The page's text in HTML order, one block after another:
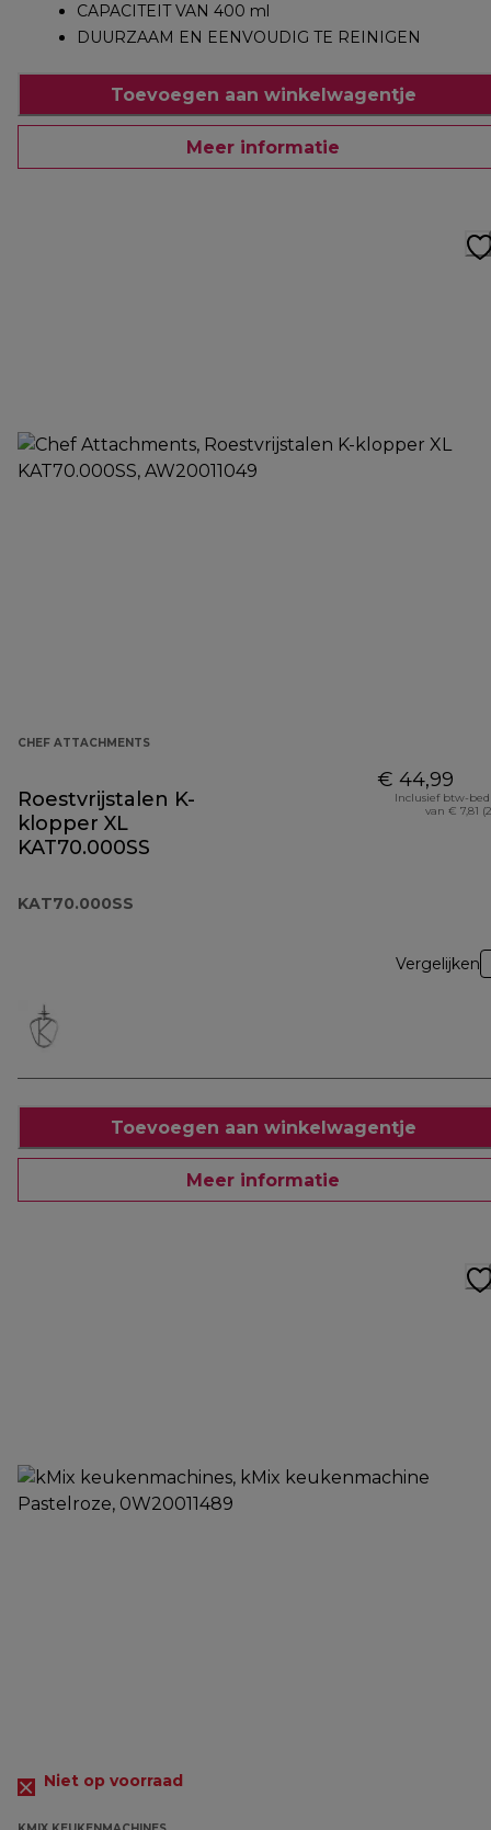
CAPACITEIT VAN 400 ml
DUURZAAM EN EENVOUDIG TE REINIGEN
Toevoegen aan winkelwagentje
Meer informatie
CHEF ATTACHMENTS
Roestvrijstalen K-
klopper XL
KAT70.000SS
KAT70.000SS
€ 44,99
Inclusief btw-
van € 7,81
Vergelijken
Toevoegen aan winkelwagentje
Meer informatie
Niet op voorraad